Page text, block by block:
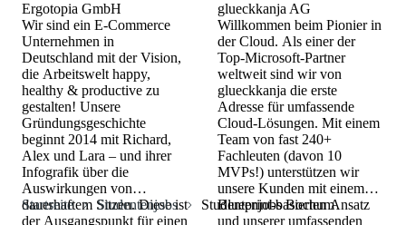
Ergotopia GmbH
Wir sind ein E-Commerce
Unternehmen in
Deutschland mit der Vision,
die Arbeitswelt happy,
healthy & productive zu
gestalten! Unsere
Gründungsgeschichte
beginnt 2014 mit Richard,
Alex und Lara – und ihrer
Infografik über die
Auswirkungen von
dauerhaftem Sitzen. Diese ist
der Ausgangspunkt für einen
glueckkanja AG
Willkommen beim Pionier in
der Cloud. Als einer der
Top-Microsoft-Partner
weltweit sind wir von
glueckkanja die erste
Adresse für umfassende
Cloud-Lösungen. Mit einem
Team von fast 240+
Fachleuten (davon 10
MVPs!) unterstützen wir
unsere Kunden mit einem
Blueprint-basierten Ansatz
und unserer umfassenden
Startseite Studentenjobs Studentenjobs Bochum